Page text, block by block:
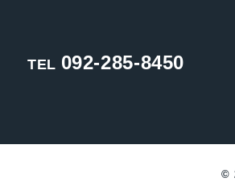
TEL 092-285-8450
©